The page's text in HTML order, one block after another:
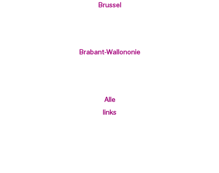
Brussel
Brabant-Wallononie
Alle
links